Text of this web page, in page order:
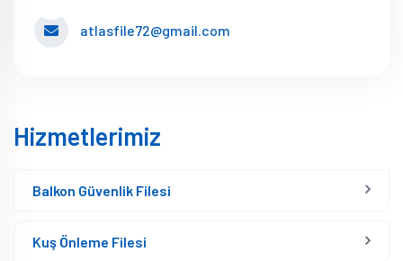
atlasfile72@gmail.com
Hizmetlerimiz
Balkon Güvenlik Filesi
Kuş Önleme Filesi